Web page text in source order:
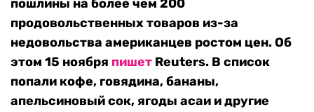
пошлины на более чем 200
продовольственных товаров из-за
недовольства американцев ростом цен. Об
этом 15 ноября пишет Reuters. В список
попали кофе, говядина, бананы,
апельсиновый сок, ягоды асаи и другие